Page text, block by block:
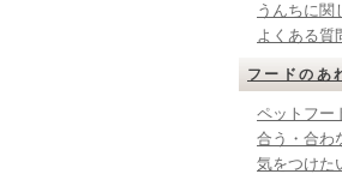
うんちに関
よくある質
フードのあ
ペットフー
合う・合わ
気をつけた